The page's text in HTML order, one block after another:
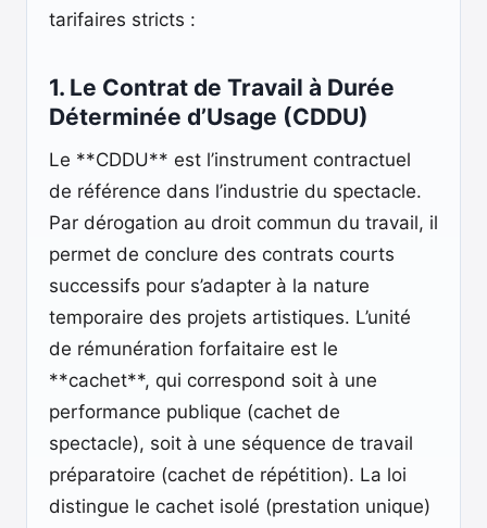
tarifaires stricts :
1. Le Contrat de Travail à Durée
Déterminée d’Usage (CDDU)
Le **CDDU** est l’instrument contractuel
de référence dans l’industrie du spectacle.
Par dérogation au droit commun du travail, il
permet de conclure des contrats courts
successifs pour s’adapter à la nature
temporaire des projets artistiques. L’unité
de rémunération forfaitaire est le
**cachet**, qui correspond soit à une
performance publique (cachet de
spectacle), soit à une séquence de travail
préparatoire (cachet de répétition). La loi
distingue le cachet isolé (prestation unique)